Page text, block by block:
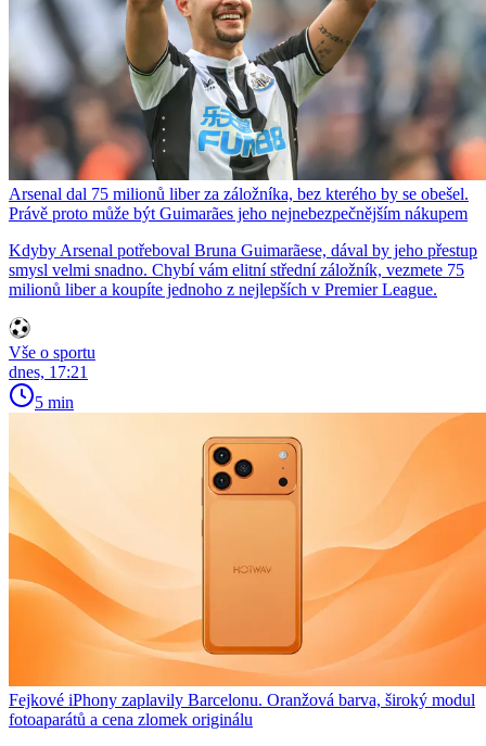
Arsenal dal 75 milionů liber za záložníka, bez kterého by se obešel.
Právě proto může být Guimarães jeho nejnebezpečnějším nákupem
Kdyby Arsenal potřeboval Bruna Guimarãese, dával by jeho přestup
smysl velmi snadno. Chybí vám elitní střední záložník, vezmete 75
milionů liber a koupíte jednoho z nejlepších v Premier League.
Vše o sportu
dnes, 17:21
5 min
Fejkové iPhony zaplavily Barcelonu. Oranžová barva, široký modul
fotoaparátů a cena zlomek originálu